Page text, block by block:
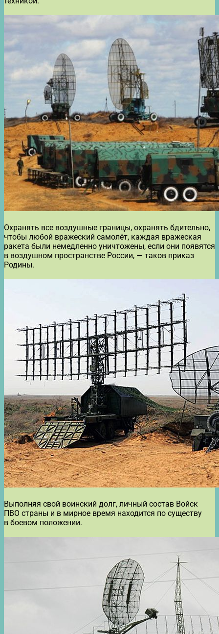
Охранять все воздушные границы, охранять бдительно,
чтобы любой вражеский самолёт, каждая вражеская
ракета были немедленно уничтожены, если они появятся
в воздушном пространстве России, — таков приказ
Родины.
Выполняя свой воинский долг, личный состав Войск
ПВО страны и в мирное время находится по существу
в боевом положении.